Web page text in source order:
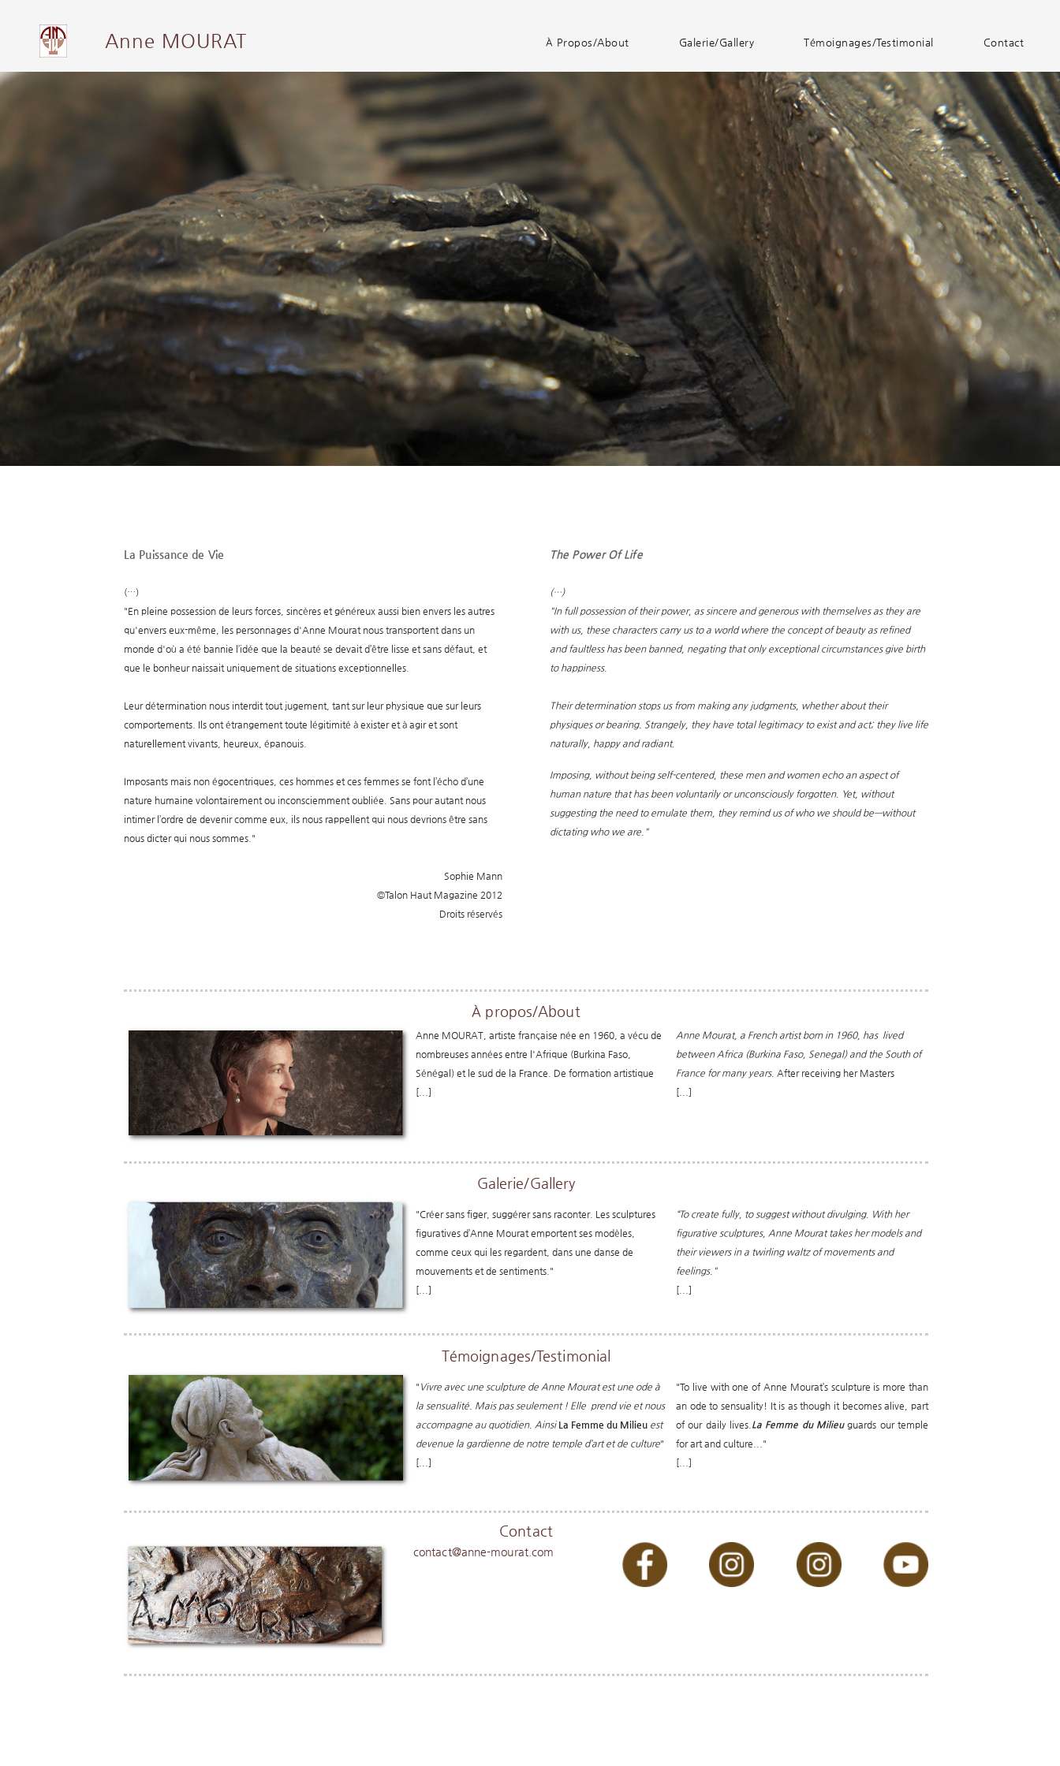
Anne MOURAT À Propos/About Galerie/Gallery Témoignages/Testimonial Contact
La Puissance de Vie
(…)
"En pleine possession de leurs forces, sincères et généreux aussi bien envers les autres
qu'envers eux-même, les personnages d'Anne Mourat nous transportent dans un
monde d'où a été bannie l’idée que la beauté se devait d’être lisse et sans défaut, et
que le bonheur naissait uniquement de situations exceptionnelles.
Leur détermination nous interdit tout jugement, tant sur leur physique que sur leurs
comportements. Ils ont étrangement toute légitimité à exister et à agir et sont
naturellement vivants, heureux, épanouis.
Imposants mais non égocentriques, ces hommes et ces femmes se font l’écho d’une
nature humaine volontairement ou inconsciemment oubliée. Sans pour autant nous
intimer l’ordre de devenir comme eux, ils nous rappellent qui nous devrions être sans
nous dicter qui nous sommes."
Sophie Mann
©Talon Haut Magazine 2012
Droits réservés
The Power Of Life
(…)
"In full possession of their power, as sincere and generous with themselves as they are
with us, these characters carry us to a world where the concept of beauty as refined
and faultless has been banned, negating that only exceptional circumstances give birth
to happiness.
Their determination stops us from making any judgments, whether about their
physiques or bearing. Strangely, they have total legitimacy to exist and act; they live life
naturally, happy and radiant.
Imposing, without being self-centered, these men and women echo an aspect of
human nature that has been voluntarily or unconsciously forgotten. Yet, without
suggesting the need to emulate them, they remind us of who we should be—without
dictating who we are."
À propos/About
Anne MOURAT, artiste française née en 1960, a vécu de
nombreuses années entre l'Afrique (Burkina Faso,
Sénégal) et le sud de la France. De formation artistique
[...]
Anne Mourat, a French artist born in 1960, has lived
between Africa (Burkina Faso, Senegal) and the South of
France for many years. After receiving her Masters
[...]
Galerie/Gallery
"Créer sans figer, suggérer sans raconter. Les sculptures
figuratives d’Anne Mourat emportent ses modèles,
comme ceux qui les regardent, dans une danse de
mouvements et de sentiments."
[...]
“To create fully, to suggest without divulging. With her
figurative sculptures, Anne Mourat takes her models and
their viewers in a twirling waltz of movements and
feelings."
[...]
Témoignages/Testimonial
" Vivre avec une sculpture de Anne Mourat est une ode à
la sensualité. Mais pas seulement ! Elle prend vie et nous
accompagne au quotidien. Ainsi La Femme du Milieu est
devenue la gardienne de notre temple d’art et de culture"
[...]
"To live with one of Anne Mourat’s sculpture is more than
an ode to sensuality! It is as though it becomes alive, part
of our daily lives. La Femme du Milieuguards our temple
for art and culture..."
[...]
Contact
contact@anne-mourat.com